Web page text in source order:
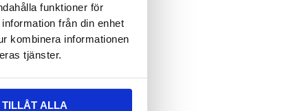
funktioner för
från din enhet
kombinera informationen
tjänster.
TILLÅT ALLA